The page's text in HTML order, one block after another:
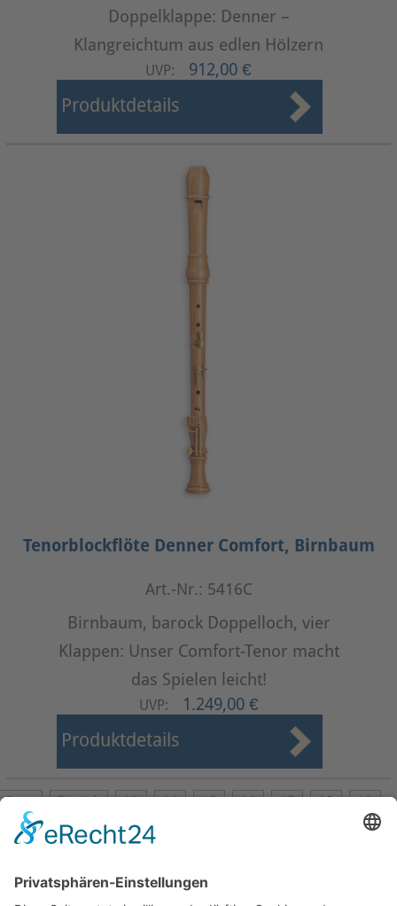
Doppelklappe: Denner –
Klangreichtum aus edlen Hölzern
UVP: 912,00 €
Produktdetails
Tenorblockflöte Denner Comfort, Birnbaum
Art.-Nr.: 5416C
Birnbaum, barock Doppelloch, vier
Klappen: Unser Comfort-Tenor macht
das Spielen leicht!
UVP: 1.249,00 €
Produktdetails
Start Zurück 13 14 15 16 17 18
19
Seite 18 von 27